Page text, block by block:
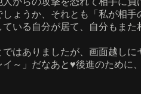
ょうか、それとも「私が相
いる自分が居て、自分もま
はありましたが、画面越し
～」だなあと♥後進のため